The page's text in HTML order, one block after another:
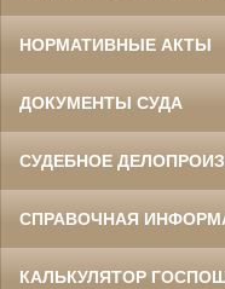
НОРМАТИВНЫЕ АКТЫ
ДОКУМЕНТЫ СУДА
СУДЕБНОЕ
СПРАВОЧНАЯ
КАЛЬКУЛЯТОР